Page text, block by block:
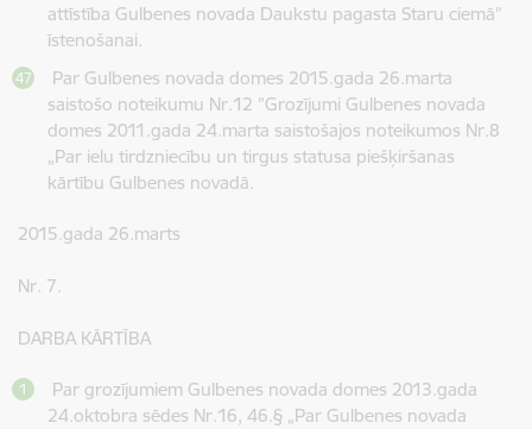
attīstība Gulbenes novada Daukstu pagasta Staru ciemā”
īstenošanai.
Par Gulbenes novada domes 2015.gada 26.marta
saistošo noteikumu Nr.12 ”Grozījumi Gulbenes novada
domes 2011.gada 24.marta saistošajos noteikumos Nr.8
„Par ielu tirdzniecību un tirgus statusa piešķiršanas
kārtību Gulbenes novadā.
2015.gada 26.marts
Nr. 7.
DARBA KĀRTĪBA
Par grozījumiem Gulbenes novada domes 2013.gada
24.oktobra sēdes Nr.16, 46.§ „Par Gulbenes novada